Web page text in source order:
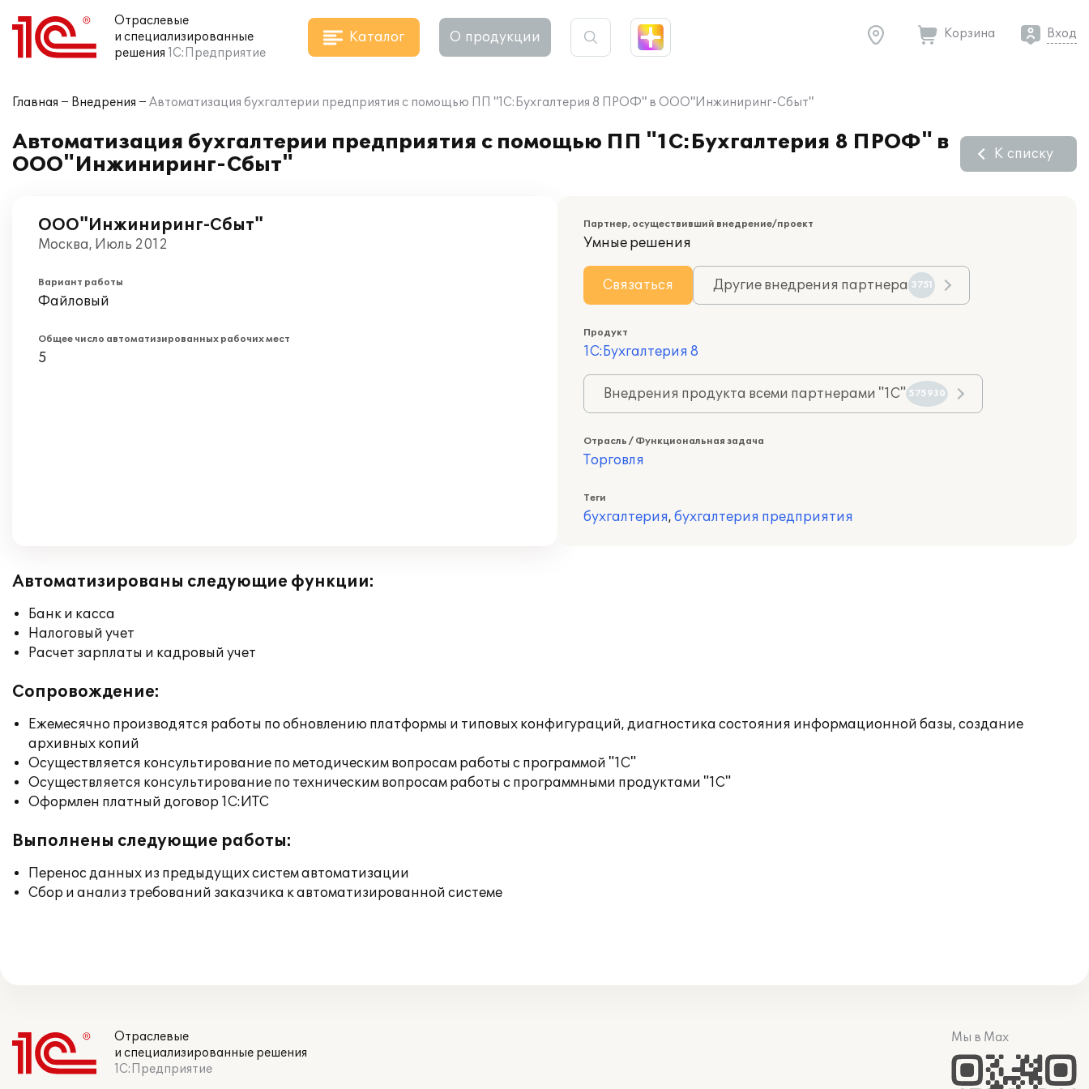
Отраслевые
и специализированные
решения 1С:Предприятие
Каталог О продукции Корзина Вход
Главная Внедрения Автоматизация бухгалтерии предприятия с помощью ПП "1С:Бухгалтерия 8 ПРОФ" в ООО"Инжиниринг-Сбыт"
Автоматизация бухгалтерии предприятия с помощью ПП "1С:Бухгалтерия 8 ПРОФ" в
ООО"Инжиниринг-Сбыт"
К списку
ООО"Инжиниринг-Сбыт"
Москва, Июль 2012
Вариант работы
Файловый
Общее число автоматизированных рабочих мест
5
Партнер, осуществивший внедрение/проект
Умные решения
Связаться Другие внедрения партнера 3751
Продукт
1С:Бухгалтерия 8
Внедрения продукта всеми партнерами "1С" 575930
Отрасль / Функциональная задача
Торговля
Теги
бухгалтерия, бухгалтерия предприятия
Автоматизированы следующие функции:
Банк и касса
Налоговый учет
Расчет зарплаты и кадровый учет
Сопровождение:
Ежемесячно производятся работы по обновлению платформы и типовых конфигураций, диагностика состояния информационной базы, создание
архивных копий
Осуществляется консультирование по методическим вопросам работы с программой "1С"
Осуществляется консультирование по техническим вопросам работы с программными продуктами "1С"
Оформлен платный договор 1С:ИТС
Выполнены следующие работы:
Перенос данных из предыдущих систем автоматизации
Сбор и анализ требований заказчика к автоматизированной системе
Отраслевые
и специализированные решения
1С:Предприятие
Мы в Max